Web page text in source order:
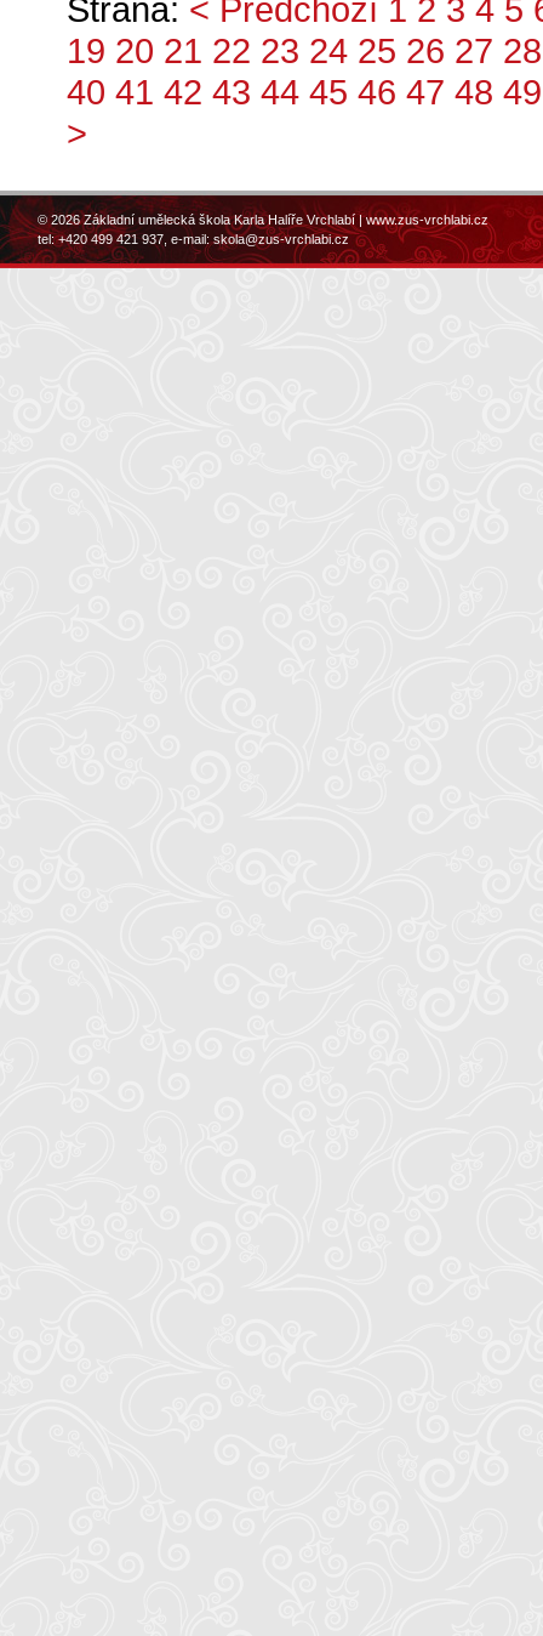
Strana: < Předchozí 1 2 3 4 5
19 20 21 22 23 24 25 26 27 28
40 41 42 43 44 45 46 47 48 49
>
© 2026 Základní umělecká škola Karla Halíře Vrchlabí |www.zus-vrchlabi.cz
tel: +420 499 421 937, e-mail:skola@zus-vrchlabi.cz